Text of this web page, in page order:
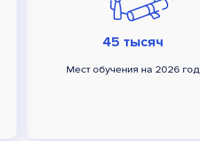
45 тысяч
Мест обучения на 2026 год